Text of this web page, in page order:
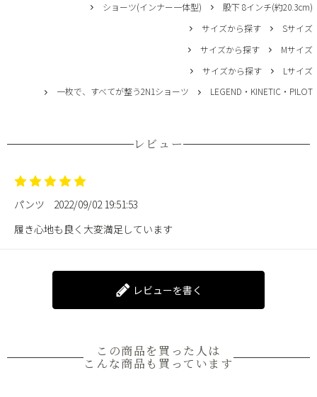
ショーツ(インナー一体型)
股下 8インチ(約20.3cm)
サイズから探す
Sサイズ
サイズから探す
Mサイズ
サイズから探す
Lサイズ
一枚で、すべてが整う2N1ショーツ
LEGEND・KINETIC・PILOT
レビュー
パンツ
2022/09/02 19:51:53
履き心地も良く大変満足しています
レビューを書く
この商品を買った人は
こんな商品も買っています